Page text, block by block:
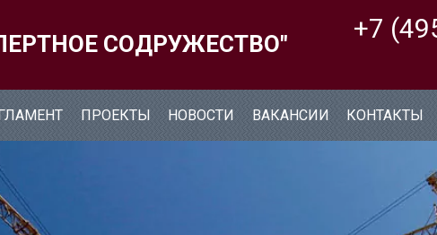
СОДРУЖЕСТВО" +7
ПРОЕКТЫ НОВОСТИ ВАКАНСИИ КОНТАКТЫ